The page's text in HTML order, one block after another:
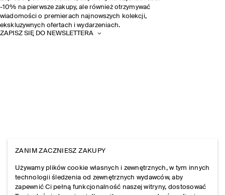
-10% na pierwsze zakupy, ale również otrzymywać
wiadomości o premierach najnowszych kolekcji,
ekskluzywnych ofertach i wydarzeniach.
ZAPISZ SIĘ DO NEWSLETTERA
ZANIM ZACZNIESZ ZAKUPY
Używamy plików cookie własnych i zewnętrznych, w tym innych
technologii śledzenia od zewnętrznych wydawców, aby
zapewnić Ci pełną funkcjonalność naszej witryny, dostosować